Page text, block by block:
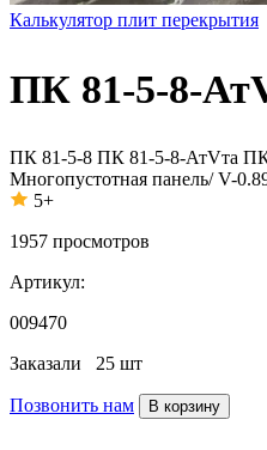
Калькулятор плит перекрытия
ПК 81-5-8-
ПК 81-5-8 ПК 81-5-8-АтVта
Многопустотная панель/ V-
5+
1957 просмотров
Артикул:
009470
Заказали 25 шт
Позвонить нам В корзину